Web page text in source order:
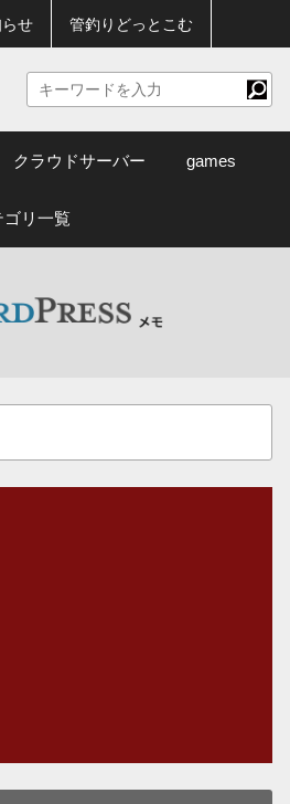
せ 管釣りどっとこむ
クラウドサーバー games
ゴリ一覧